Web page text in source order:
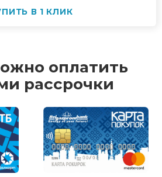
В 1 КЛИК
оплатить
рассрочки